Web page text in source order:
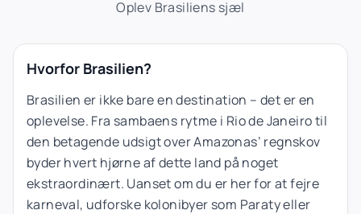
Oplev Brasiliens sjæl
Hvorfor Brasilien?
Brasilien er ikke bare en destination – det er en
oplevelse. Fra sambaens rytme i Rio de Janeiro til
den betagende udsigt over Amazonas’ regnskov
byder hvert hjørne af dette land på noget
ekstraordinært. Uanset om du er her for at fejre
karneval, udforske kolonibyer som Paraty eller